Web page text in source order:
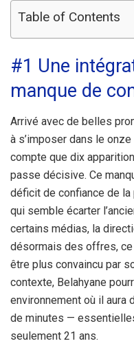
Table of Contents
#1 Une
manque de
Arrivé avec de belles
à s’imposer dans le onze
compte que dix
passe décisive. Ce
déficit de confiance de la
qui semble écarter
certains médias, la
désormais des offres, ce
être plus convaincu par
contexte, Belahyane
environnement où il aura
de minutes —
seulement 21 ans.